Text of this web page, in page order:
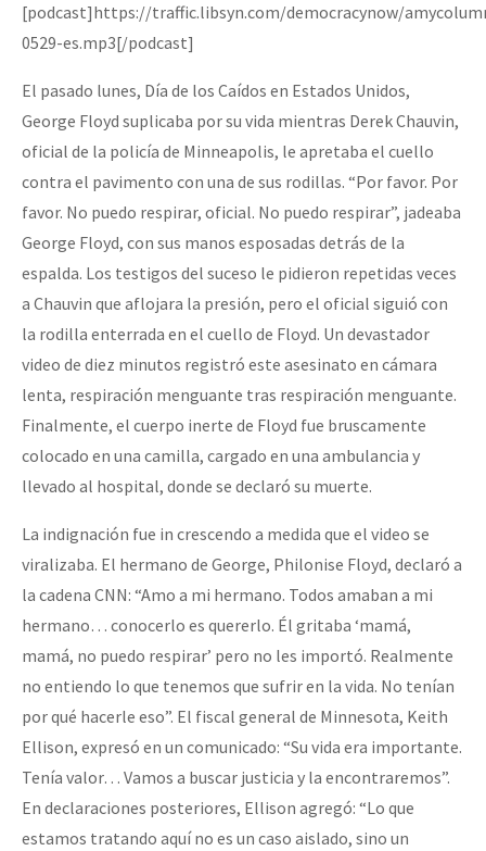
[podcast]https://traffic.libsyn.com/democracynow/
0529-es.mp3[/podcast]
El pasado lunes, Día de los Caídos en Estados Unidos,
George Floyd suplicaba por su vida mientras Derek Chauvin,
oficial de la policía de Minneapolis, le apretaba el cuello
contra el pavimento con una de sus rodillas. “Por favor. Por
favor. No puedo respirar, oficial. No puedo respirar”, jadeaba
George Floyd, con sus manos esposadas detrás de la
espalda. Los testigos del suceso le pidieron repetidas veces
a Chauvin que aflojara la presión, pero el oficial siguió con
la rodilla enterrada en el cuello de Floyd. Un devastador
video de diez minutos registró este asesinato en cámara
lenta, respiración menguante tras respiración menguante.
Finalmente, el cuerpo inerte de Floyd fue bruscamente
colocado en una camilla, cargado en una ambulancia y
llevado al hospital, donde se declaró su muerte.
La indignación fue in crescendo a medida que el video se
viralizaba. El hermano de George, Philonise Floyd, declaró a
la cadena CNN: “Amo a mi hermano. Todos amaban a mi
hermano… conocerlo es quererlo. Él gritaba ‘mamá,
mamá, no puedo respirar’ pero no les importó. Realmente
no entiendo lo que tenemos que sufrir en la vida. No tenían
por qué hacerle eso”. El fiscal general de Minnesota, Keith
Ellison, expresó en un comunicado: “Su vida era importante.
Tenía valor… Vamos a buscar justicia y la encontraremos”.
En declaraciones posteriores, Ellison agregó: “Lo que
estamos tratando aquí no es un caso aislado, sino un